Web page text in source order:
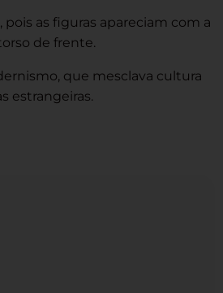
pois as figuras apareciam com a
de frente.
que mesclava cultura
estrangeiras.